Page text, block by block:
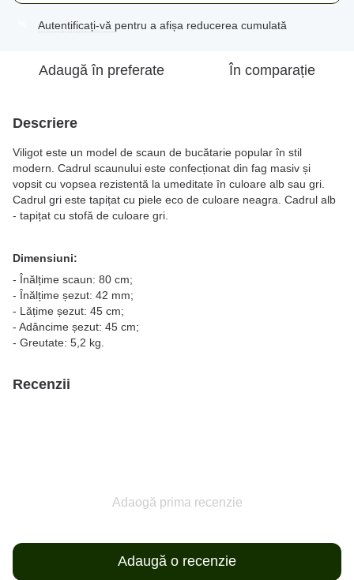
Autentificați-vă pentru a afișa reducerea cumulată
Adaugă în preferate În comparație
Descriere
Viligot este un model de scaun de bucătarie popular în stil
modern. Cadrul scaunului este confecționat din fag masiv și
vopsit cu vopsea rezistentă la umeditate în culoare alb sau gri.
Cadrul gri este tapițat cu piele eco de culoare neagra. Cadrul alb
- tapițat cu stofă de culoare gri.
Dimensiuni:
- Înălțime scaun: 80 cm;
- Înălțime șezut: 42 mm;
- Lățime șezut: 45 cm;
- Adâncime șezut: 45 cm;
- Greutate: 5,2 kg.
Recenzii
Adaogă prima recenzie
Adaugă o recenzie